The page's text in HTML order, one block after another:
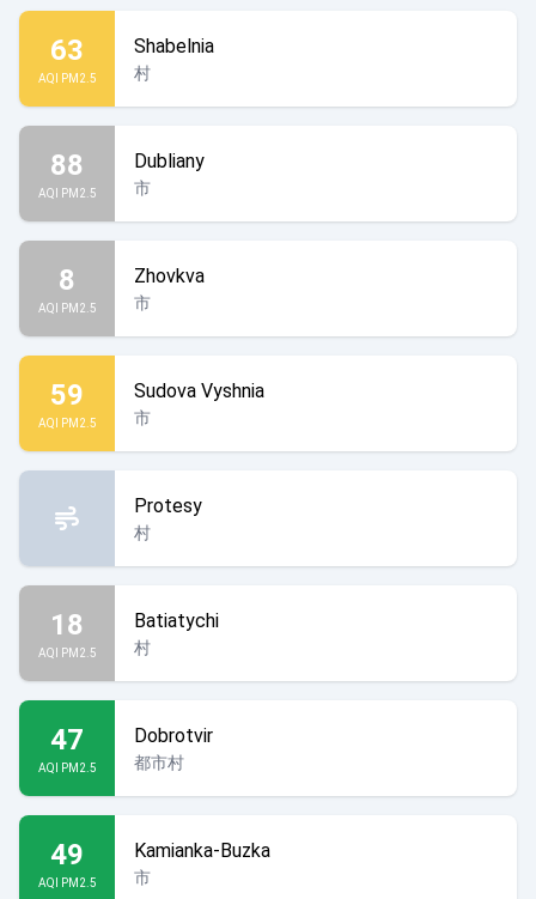
63
AQI PM2.5
Shabelnia
村
88
AQI PM2.5
Dubliany
市
8
AQI PM2.5
Zhovkva
市
59
AQI PM2.5
Sudova Vyshnia
市
Protesy
村
18
AQI PM2.5
Batiatychi
村
47
AQI PM2.5
Dobrotvir
都市村
49
AQI PM2.5
Kamianka-Buzka
市